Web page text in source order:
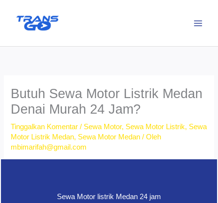
Butuh Sewa Motor Listrik Medan
Denai Murah 24 Jam?
Tinggalkan Komentar / Sewa Motor, Sewa Motor Listrik, Sewa
Motor Listrik Medan, Sewa Motor Medan / Oleh
mbimarifah@gmail.com
Sewa Motor listrik Medan 24 jam